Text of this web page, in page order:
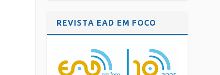
REVISTA EAD EM FOCO